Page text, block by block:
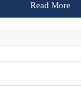
Read More